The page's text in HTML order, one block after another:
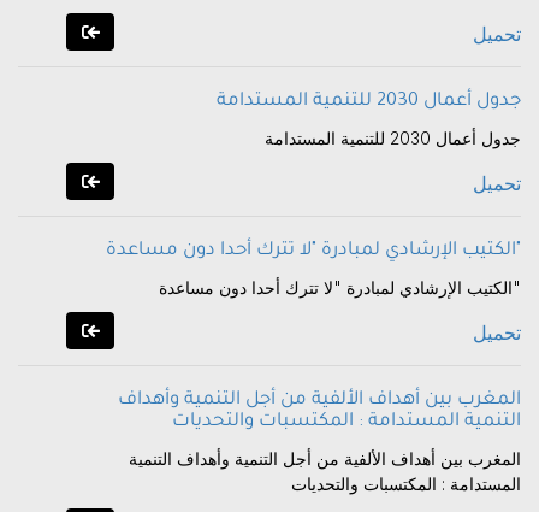
تحميل
جدول أعمال 2030 للتنمية المستدامة
جدول أعمال 2030 للتنمية المستدامة
تحميل
الكتيب الإرشادي لمبادرة "لا تترك أحدا دون مساعدة"
الكتيب الإرشادي لمبادرة "لا تترك أحدا دون مساعدة"
تحميل
المغرب بين أهداف الألفية من أجل التنمية وأهداف
التنمية المستدامة : المكتسبات والتحديات
المغرب بين أهداف الألفية من أجل التنمية وأهداف التنمية
المستدامة : المكتسبات والتحديات